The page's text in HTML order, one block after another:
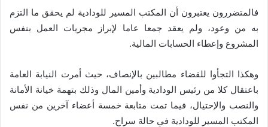
فالمتضررون يعتبرون أن المكتب المسير للودادية لم يحقق ما التزم
به من وعود، ولم يعقد جمعا عاما لإبراز مجريات العمل بنفس
المشروع وإعطاء الحسابات المالية.
وهكذا التجأوا للقضاء مطالبين بالإنصاف، حيث أمرت النيابة العامة
باعتقال كلا من رئيس الودادية وأمين المال وذلك بتهمة خيانة الأمانة
والنصب والإحتيال، فيما تمت متابعة خمسة أعضاء آخرين من نفس
المكتب المسير للودادية في حالة سراح.